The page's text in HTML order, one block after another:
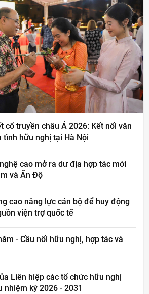
cổ truyền châu Á 2026: Kết nối văn
tình hữu nghị tại Hà Nội
cao mở ra dư địa hợp tác mới
và Ấn Độ
cao năng lực cán bộ để huy động
viện trợ quốc tế
- Cầu nối hữu nghị, hợp tác và
Liên hiệp các tổ chức hữu nghị
nhiệm kỳ 2026 - 2031